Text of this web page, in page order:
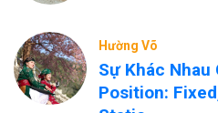
Hường Võ
Sự Khác
Position: